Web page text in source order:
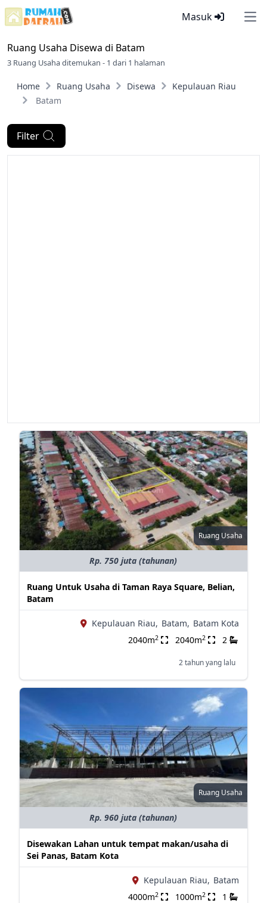
Masuk
Ruang Usaha Disewa di Batam
3 Ruang Usaha ditemukan - 1 dari 1 halaman
Home Ruang Usaha Disewa
Kepulauan Riau
Batam
Filter
Ruang Usaha
Rp. 750 juta (tahunan)
Ruang Untuk Usaha di Taman Raya Square, Belian,
Batam
Kepulauan Riau, Batam, Batam Kota
2040m2 2040m2 2
2 tahun yang lalu
Ruang Usaha
Rp. 960 juta (tahunan)
Disewakan Lahan untuk tempat makan/usaha di
Sei Panas, Batam Kota
Kepulauan Riau, Batam
4000m2 1000m2 1